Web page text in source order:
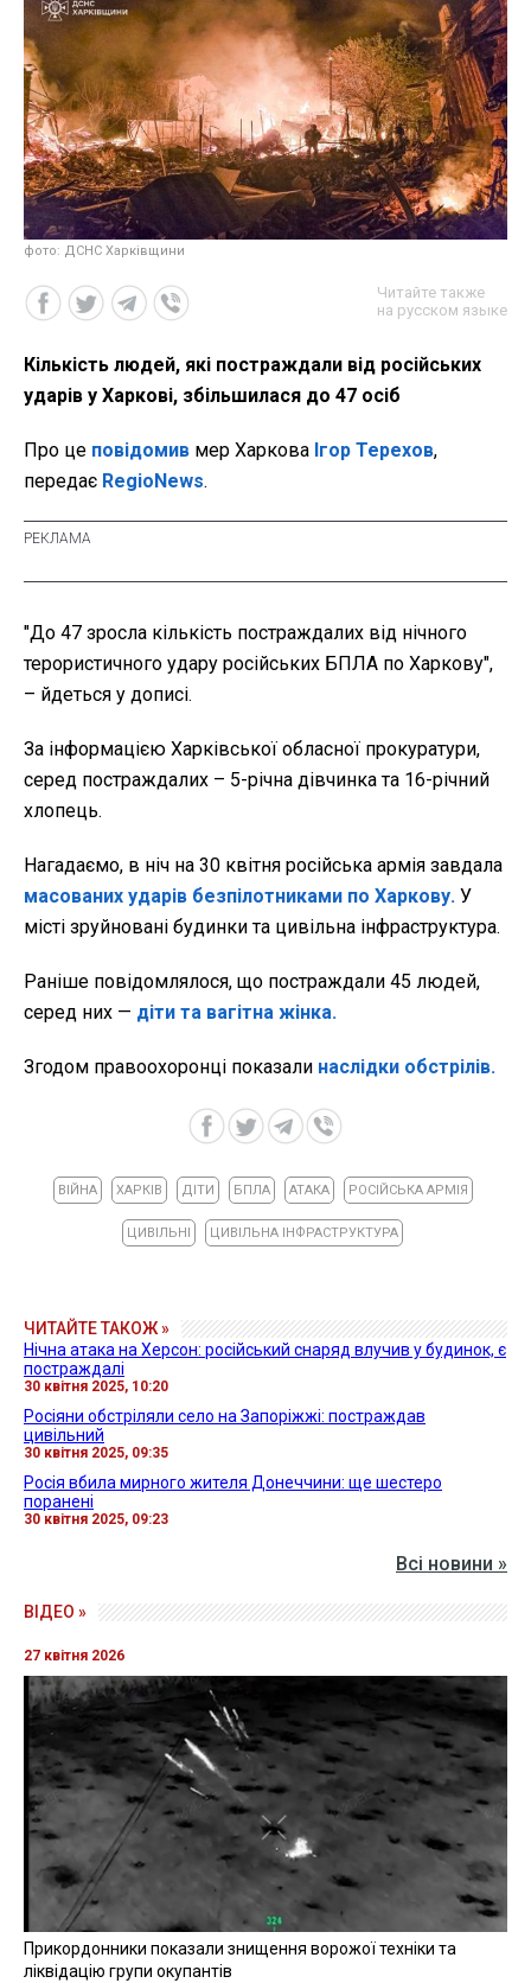
фото: ДСНС Харківщини
Читайте также
на русском языке
Кількість людей, які постраждали від російських
ударів у Харкові, збільшилася до 47 осіб
Про це повідомив мер Харкова Ігор Терехов,
передає RegioNews.
"До 47 зросла кількість постраждалих від нічного
терористичного удару російських БПЛА по Харкову",
– йдеться у дописі.
За інформацією Харківської обласної прокуратури,
серед постраждалих – 5-річна дівчинка та 16-річний
хлопець.
Нагадаємо, в ніч на 30 квітня російська армія завдала
масованих ударів безпілотниками по Харкову. У
місті зруйновані будинки та цивільна інфраструктура.
Раніше повідомлялося, що постраждали 45 людей,
серед них — діти та вагітна жінка.
Згодом правоохоронці показали наслідки обстрілів.
ВІЙНА ХАРКІВ ДІТИ БПЛА АТАКА РОСІЙСЬКА АРМІЯ
ЦИВІЛЬНІ ЦИВІЛЬНА ІНФРАСТРУКТУРА
ЧИТАЙТЕ ТАКОЖ »
Нічна атака на Херсон: російський снаряд влучив у будинок, є
постраждалі
30 квітня 2025, 10:20
Росіяни обстріляли село на Запоріжжі: постраждав
цивільний
30 квітня 2025, 09:35
Росія вбила мирного жителя Донеччини: ще шестеро
поранені
30 квітня 2025, 09:23
Всі новини »
ВІДЕО »
27 квітня 2026
Прикордонники показали знищення ворожої техніки та
ліквідацію групи окупантів